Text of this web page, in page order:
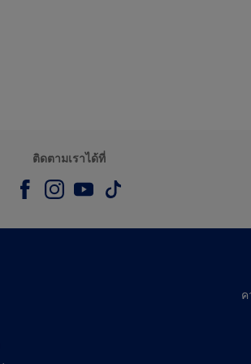
ติดตามเราได้ที่